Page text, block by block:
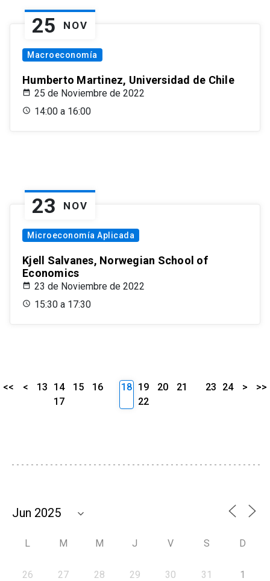
25 NOV
Macroeconomía
Humberto Martinez, Universidad de Chile
25 de Noviembre de 2022
14:00 a 16:00
23 NOV
Microeconomía Aplicada
Kjell Salvanes, Norwegian School of
Economics
23 de Noviembre de 2022
15:30 a 17:30
<< < 13 14 15
16
17
18 19 20
21
22
23 24 > >>
L M M J V S D
26 27 28 29 30 31 1